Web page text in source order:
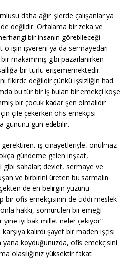
daha ağır işlerde çalışanlar ya
değildir. Ortalama bir zeka ve
bir insanın görebileceği
işin işvereni ya da sermayedarı
bir makammış gibi pazarlanırken
bir türlü erişememektedir.
fikirde değildir çünkü işsizliğin had
bu tür bir iş bulan bir emekçi köşe
bir çocuk kadar şen olmalıdır.
çile çekerken ofis emekçisi
gününü gün edebilir.
gerektiren, iş cinayetleriyle, onulmaz
gündeme gelen inşaat,
gibi sahalar; devlet, sermaye ve
ve birbirini üreten bu sarmalın
de en belirgin yüzünü
bir ofis emekçisinin de ciddi meslek
hakkı, sömürülen bir emeği
yine iyi bak millet neler çekiyor”
kalırdı şayet bir maden işçisi
koyduğunuzda, ofis emekçisini
olasılığınız yüksektir fakat